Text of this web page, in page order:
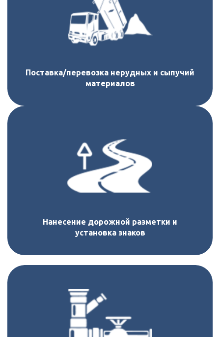
Поставка/перевозка нерудных и сыпучий
материалов
Нанесение дорожной разметки и
установка знаков